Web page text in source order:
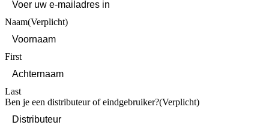
Naam(Verplicht)
First
Last
Ben je een distributeur of eindgebruiker?(Verplicht)